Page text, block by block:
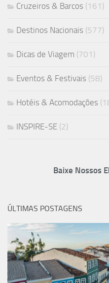
Cruzeiros & Barcos (161)
Destinos Nacionais (577)
Dicas de Viagem (701)
Eventos & Festivais (58)
Hotéis & Acomodações
INSPIRE-SE (2)
Baixe Nossos
ÚLTIMAS POSTAGENS